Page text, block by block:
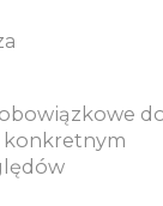
konkretnym